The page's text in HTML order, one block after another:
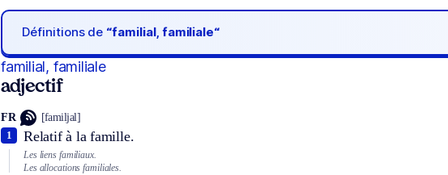
Définitions de “familial, familiale“
familial, familiale
adjectif
FR [familjal]
Relatif à la famille.
1
Les liens familiaux.
Les allocations familiales.